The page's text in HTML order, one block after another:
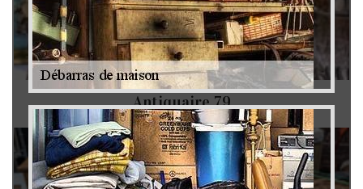
Antiquaire 79